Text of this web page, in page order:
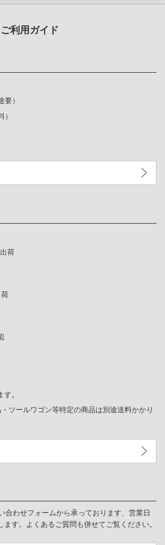
ご利用ガイド
）
荷
荷
。
ツールワゴン等特定の商品は別途送料かかり
合わせフォームから承っております、営業日
す。よくあるご質問も併せてご覧ください。